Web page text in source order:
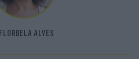
FLORBELA ALVES